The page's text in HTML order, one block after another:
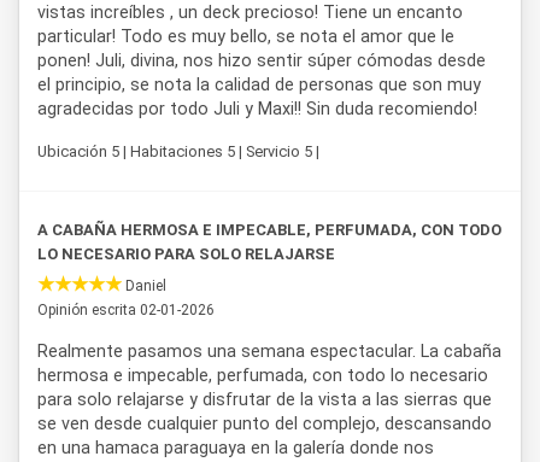
vistas increíbles , un deck precioso! Tiene un encanto
particular! Todo es muy bello, se nota el amor que le
ponen! Juli, divina, nos hizo sentir súper cómodas desde
el principio, se nota la calidad de personas que son muy
agradecidas por todo Juli y Maxi!! Sin duda recomiendo!
Ubicación 5 | Habitaciones 5 | Servicio 5 |
A CABAÑA HERMOSA E IMPECABLE, PERFUMADA, CON TODO
LO NECESARIO PARA SOLO RELAJARSE
Daniel
Opinión escrita 02-01-2026
Realmente pasamos una semana espectacular. La cabaña
hermosa e impecable, perfumada, con todo lo necesario
para solo relajarse y disfrutar de la vista a las sierras que
se ven desde cualquier punto del complejo, descansando
en una hamaca paraguaya en la galería donde nos